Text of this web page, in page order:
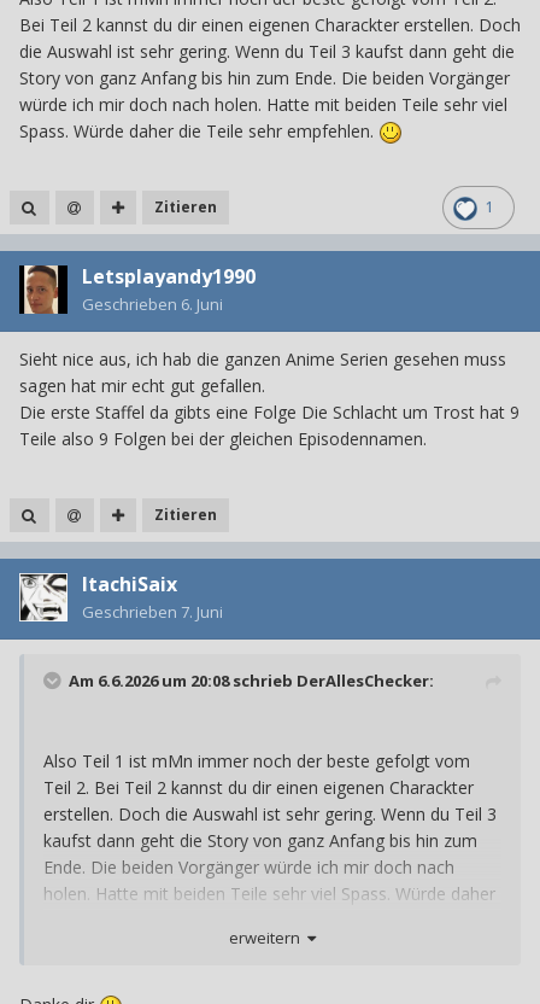
Bei Teil 2 kannst du dir einen eigenen Charackter erstellen. Doch
die Auswahl ist sehr gering. Wenn du Teil 3 kaufst dann geht die
Story von ganz Anfang bis hin zum Ende. Die beiden Vorgänger
würde ich mir doch nach holen. Hatte mit beiden Teile sehr viel
Spass. Würde daher die Teile sehr empfehlen.
1
Zitieren
Letsplayandy1990
Geschrieben 6. Juni
Sieht nice aus, ich hab die ganzen Anime Serien gesehen muss
sagen hat mir echt gut gefallen.
Die erste Staffel da gibts eine Folge Die Schlacht um Trost hat 9
Teile also 9 Folgen bei der gleichen Episodennamen.
Zitieren
ItachiSaix
Geschrieben 7. Juni
Am 6.6.2026 um 20:08 schrieb DerAllesChecker:
Also Teil 1 ist mMn immer noch der beste gefolgt vom
Teil 2. Bei Teil 2 kannst du dir einen eigenen Charackter
erstellen. Doch die Auswahl ist sehr gering. Wenn du Teil 3
kaufst dann geht die Story von ganz Anfang bis hin zum
Ende. Die beiden Vorgänger würde ich mir doch nach
holen. Hatte mit beiden Teile sehr viel Spass. Würde daher
erweitern